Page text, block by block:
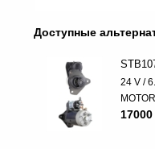
Доступные
24 V /